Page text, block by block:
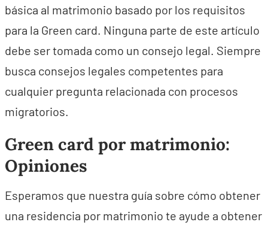
básica al matrimonio basado por los requisitos
para la Green card. Ninguna parte de este artículo
debe ser tomada como un consejo legal. Siempre
busca consejos legales competentes para
cualquier pregunta relacionada con procesos
migratorios.
Green card por matrimonio:
Opiniones
Esperamos que nuestra guía sobre cómo obtener
una residencia por matrimonio te ayude a obtener